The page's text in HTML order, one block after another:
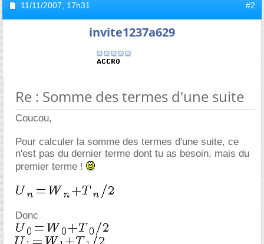
11/11/2007, 17h31 #2
invite1237a629
Re : Somme des termes d'une suite
Coucou,
Pour calculer la somme des termes d'une suite, ce
n'est pas du dernier terme dont tu as besoin, mais du
premier terme !
Donc